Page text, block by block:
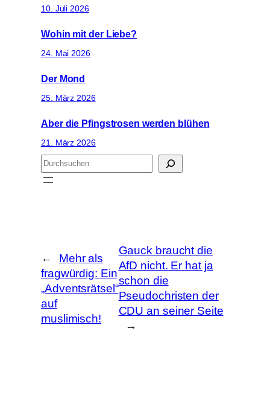
10. Juli 2026
Wohin mit der Liebe?
24. Mai 2026
Der Mond
25. März 2026
Aber die Pfingstrosen werden blühen
21. März 2026
S
u
←
Mehr als
fragwürdig: Ein
„Adventsrätsel“
auf
muslimisch!
Gauck braucht die
AfD nicht. Er hat ja
schon die
Pseudochristen der
CDU an seiner Seite
→